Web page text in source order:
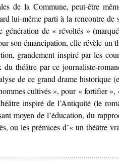
de la Commune, peut-être
lui-même parti à la rencontre de
génération de « révoltés »
son émancipation, elle révèle un
grandement inspiré par les
théâtre par ce journaliste-
de ce grand drame historique
cultivés », pour « fortifier »,
inspiré de l’Antiquité (le
moyen de l’éducation, du
ou les prémices d’« un théâtre